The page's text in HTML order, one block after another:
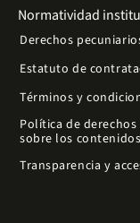
Normatividad
Derechos
Estatuto de
Términos y
Política de
sobre los contenidos
Transparencia y